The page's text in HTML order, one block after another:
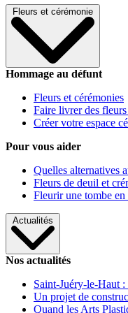
Fleurs et cérémonie
Hommage au défunt
Fleurs et cérémonies
Faire livrer des
Créer votre espace
Pour vous aider
Quelles alternatives
Fleurs de deuil et
Fleurir une tombe
Actualités
Nos actualités
Saint-Juéry-le-Haut
Un projet de
Quand les Arts